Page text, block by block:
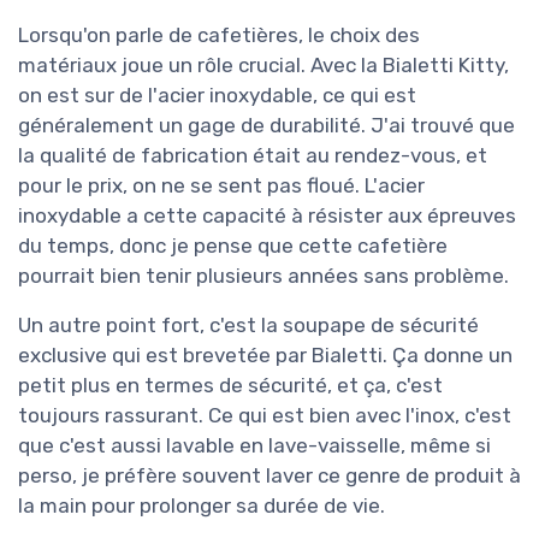
Lorsqu'on parle de cafetières, le choix des
matériaux joue un rôle crucial. Avec la Bialetti Kitty,
on est sur de l'acier inoxydable, ce qui est
généralement un gage de durabilité. J'ai trouvé que
la qualité de fabrication était au rendez-vous, et
pour le prix, on ne se sent pas floué. L'acier
inoxydable a cette capacité à résister aux épreuves
du temps, donc je pense que cette cafetière
pourrait bien tenir plusieurs années sans problème.
Un autre point fort, c'est la soupape de sécurité
exclusive qui est brevetée par Bialetti. Ça donne un
petit plus en termes de sécurité, et ça, c'est
toujours rassurant. Ce qui est bien avec l'inox, c'est
que c'est aussi lavable en lave-vaisselle, même si
perso, je préfère souvent laver ce genre de produit à
la main pour prolonger sa durée de vie.